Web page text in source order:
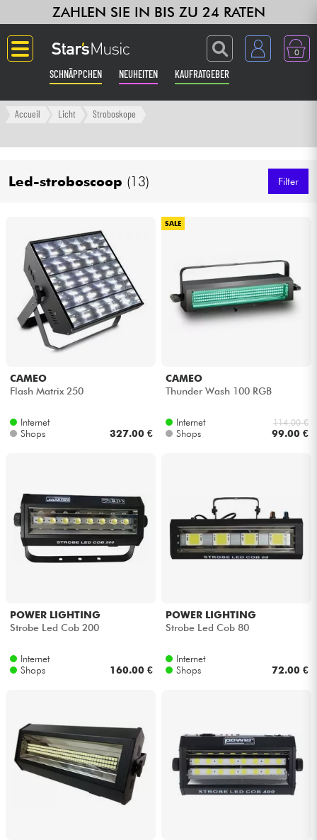
ZAHLEN SIE IN BIS ZU 24 RATEN
0
SCHNÄPPCHEN NEUHEITEN KAUFRATGEBER
Langue
Verstärker & Effekte
Synths & samplers
Studio
Kopfhörer
Drums
Blasinstrumente
Kinder
Kabel & Zubehöre
Bundle
Sehen Sie sich unsere Marken an
Accueil Licht Stroboskope
Led-stroboscoop (13) Filter
CAMEO
Flash Matrix 250
Internet
Shops
327.00 €
SALE
CAMEO
Thunder Wash 100 RGB
Internet
Shops
114.00 €
99.00 €
POWER LIGHTING
Strobe Led Cob 200
Internet
Shops
160.00 €
POWER LIGHTING
Strobe Led Cob 80
Internet
Shops
72.00 €